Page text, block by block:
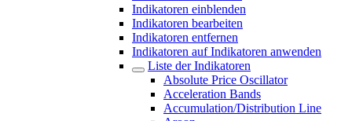
Indikatoren einblenden
Indikatoren bearbeiten
Indikatoren entfernen
Indikatoren auf Indikatoren anwenden
Liste der Indikatoren
Absolute Price Oscillator
Acceleration Bands
Accumulation/Distribution Line